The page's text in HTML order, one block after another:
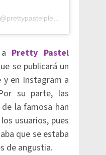
A post shared by Alex (@prettypastelplease)
Pretty Pastel
se publicará un
y en Instagram a
su parte, las
la famosa han
usuarios, pues
que se estaba
de angustia.